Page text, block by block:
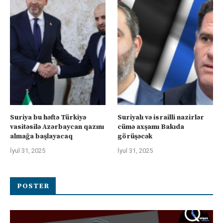
Suriya bu həftə Türkiyə
vasitəsilə Azərbaycan qazını
almağa başlayacaq
İyul 31, 2025
Suriyalı və israilli nazirlər
cümə axşamı Bakıda
görüşəcək
İyul 31, 2025
POSTER